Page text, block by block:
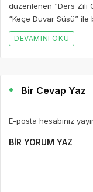
düzenlenen “Ders Zili
“Keçe Duvar Süsü” ile
DEVAMINI OKU
Bir Cevap Yaz
E-posta hesabınız
BIR YORUM YAZ